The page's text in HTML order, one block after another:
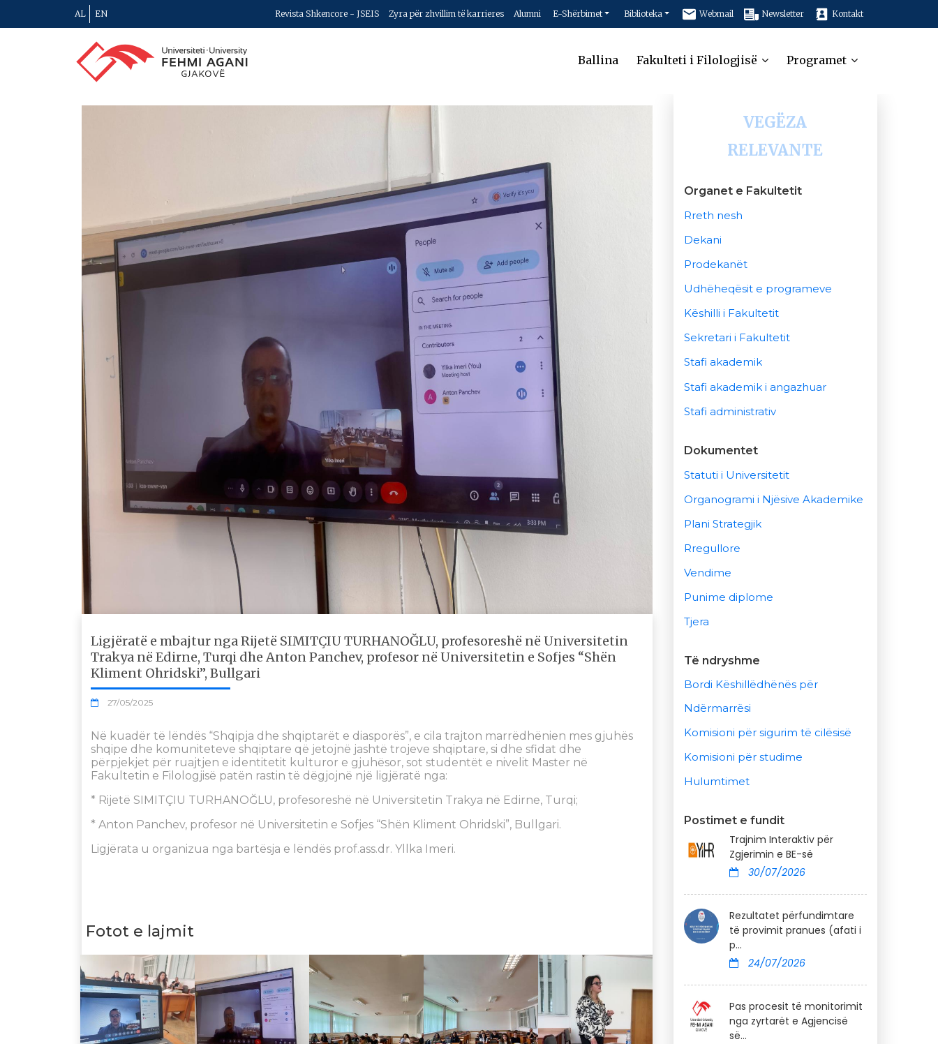
AL EN Revista Shkencore - JSEIS Zyra për zhvillim të karrieres Alumni E-Shërbimet Biblioteka Webmail Newsletter Kontakt
Ballina Fakulteti i Filologjisë Programet
Ligjëratë e mbajtur nga Rijetë SIMITÇIU TURHANOĞLU, profesoreshë në Universitetin
Trakya në Edirne, Turqi dhe Anton Panchev, profesor në Universitetin e Sofjes “Shën
Kliment Ohridski”, Bullgari
27/05/2025
Në kuadër të lëndës “Shqipja dhe shqiptarët e diasporës”, e cila trajton marrëdhënien mes gjuhës
shqipe dhe komuniteteve shqiptare që jetojnë jashtë trojeve shqiptare, si dhe sfidat dhe
përpjekjet për ruajtjen e identitetit kulturor e gjuhësor, sot studentët e nivelit Master në
Fakultetin e Filologjisë patën rastin të dëgjojnë një ligjëratë nga:
* Rijetë SIMITÇIU TURHANOĞLU, profesoreshë në Universitetin Trakya në Edirne, Turqi;
* Anton Panchev, profesor në Universitetin e Sofjes “Shën Kliment Ohridski”, Bullgari.
Ligjërata u organizua nga bartësja e lëndës prof.ass.dr. Yllka Imeri.
Fotot e lajmit
VEGËZA
RELEVANTE
Organet e Fakultetit
Rreth nesh
Dekani
Prodekanët
Udhëheqësit e programeve
Këshilli i Fakultetit
Sekretari i Fakultetit
Stafi akademik
Stafi akademik i angazhuar
Stafi administrativ
Dokumentet
Statuti i Universitetit
Organogrami i Njësive Akademike
Plani Strategjik
Rregullore
Vendime
Punime diplome
Tjera
Të ndryshme
Bordi Këshillëdhënës për
Ndërmarrësi
Komisioni për sigurim të cilësisë
Komisioni për studime
Hulumtimet
Postimet e fundit
Trajnim Interaktiv për
Zgjerimin e BE-së
30/07/2026
Rezultatet përfundimtare
të provimit pranues (afati i
p...
24/07/2026
Pas procesit të monitorimit
nga zyrtarët e Agjencisë
së...